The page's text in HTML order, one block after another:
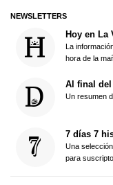
NEWSLETTERS
Hoy en La
La
hora de la
Al final del
Un resumen
7 días 7
Una
para